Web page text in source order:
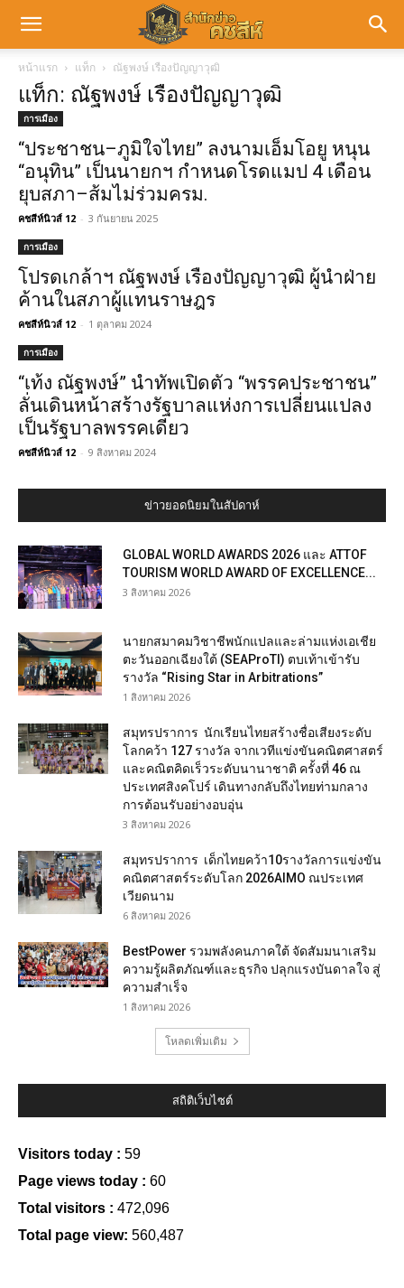
หน้าแรก แท็ก ณัฐพงษ์ เรืองปัญญาวุฒิ
แท็ก: ณัฐพงษ์ เรืองปัญญาวุฒิ
การเมือง
“ประชาชน–ภูมิใจไทย” ลงนามเอ็มโอยู หนุน
“อนุทิน” เป็นนายกฯ กำหนดโรดแมป 4 เดือน
ยุบสภา–ส้มไม่ร่วมครม.
คชสีห์นิวส์ 12 - 3 กันยายน 2025
การเมือง
โปรดเกล้าฯ ณัฐพงษ์ เรืองปัญญาวุฒิ ผู้นำฝ่าย
ค้านในสภาผู้แทนราษฎร
คชสีห์นิวส์ 12 - 1 ตุลาคม 2024
การเมือง
“เท้ง ณัฐพงษ์” นำทัพเปิดตัว “พรรคประชาชน”
ลั่นเดินหน้าสร้างรัฐบาลแห่งการเปลี่ยนแปลง
เป็นรัฐบาลพรรคเดียว
คชสีห์นิวส์ 12 - 9 สิงหาคม 2024
ข่าวยอดนิยมในสัปดาห์
GLOBAL WORLD AWARDS 2026 และ ATTOF
TOURISM WORLD AWARD OF EXCELLENCE...
3 สิงหาคม 2026
นายกสมาคมวิชาชีพนักแปลและล่ามแห่งเอเชีย
ตะวันออกเฉียงใต้ (SEAProTI) ตบเท้าเข้ารับ
รางวัล “Rising Star in Arbitrations”
1 สิงหาคม 2026
สมุทรปราการ นักเรียนไทยสร้างชื่อเสียงระดับ
โลกคว้า 127 รางวัล จากเวทีแข่งขันคณิตศาสตร์
และคณิตคิดเร็วระดับนานาชาติ ครั้งที่ 46 ณ
ประเทศสิงคโปร์ เดินทางกลับถึงไทยท่ามกลาง
การต้อนรับอย่างอบอุ่น
3 สิงหาคม 2026
สมุทรปราการ เด็กไทยคว้า10รางวัลการแข่งขัน
คณิตศาสตร์ระดับโลก 2026AIMO ณประเทศ
เวียดนาม
6 สิงหาคม 2026
BestPower รวมพลังคนภาคใต้ จัดสัมมนาเสริม
ความรู้ผลิตภัณฑ์และธุรกิจ ปลุกแรงบันดาลใจ สู่
ความสำเร็จ
1 สิงหาคม 2026
โหลดเพิ่มเติม
สถิติเว็บไซต์
Visitors today : 59
Page views today : 60
Total visitors : 472,096
Total page view: 560,487